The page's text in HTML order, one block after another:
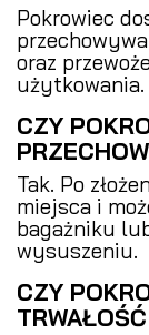
Pokrowiec
oraz
użytkowania.
CZY
Tak. Po
miejsca i
bagażniku
wysuszeniu.
CZY